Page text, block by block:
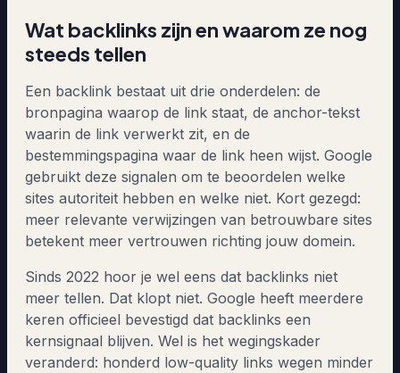
Wat backlinks zijn en waarom ze nog
steeds tellen
Een backlink bestaat uit drie onderdelen: de
bronpagina waarop de link staat, de anchor-tekst
waarin de link verwerkt zit, en de
bestemmingspagina waar de link heen wijst. Google
gebruikt deze signalen om te beoordelen welke
sites autoriteit hebben en welke niet. Kort gezegd:
meer relevante verwijzingen van betrouwbare sites
betekent meer vertrouwen richting jouw domein.
Sinds 2022 hoor je wel eens dat backlinks niet
meer tellen. Dat klopt niet. Google heeft meerdere
keren officieel bevestigd dat backlinks een
kernsignaal blijven. Wel is het wegingskader
veranderd: honderd low-quality links wegen minder